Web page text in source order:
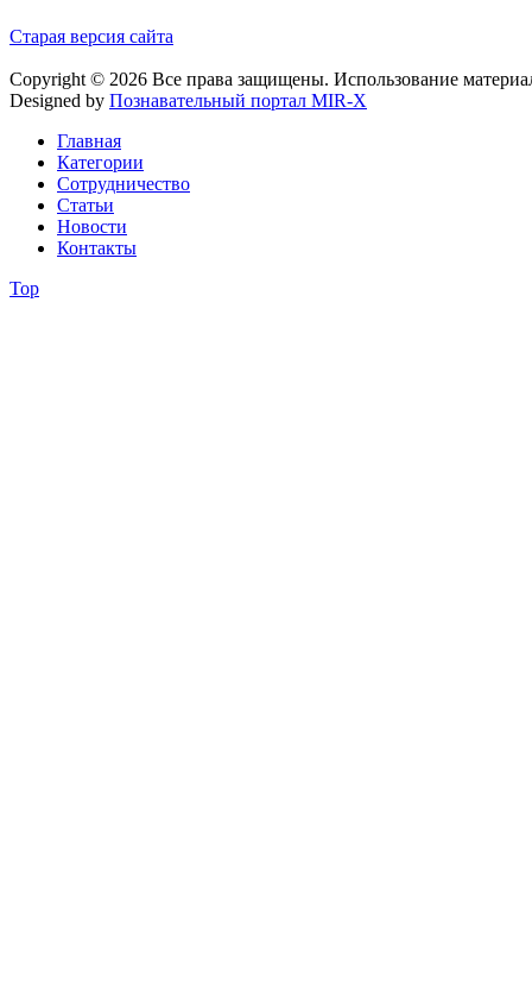
Старая версия сайта
Copyright © 2026 Все права защищены. Использование
Designed by Познавательный портал MIR-X
Главная
Категории
Сотрудничество
Статьи
Новости
Контакты
Top